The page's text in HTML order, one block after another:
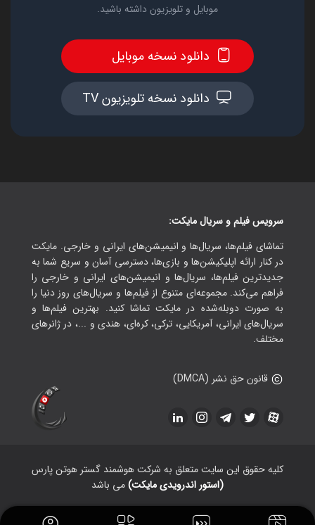
موبایل و تلویزیون داشته باشید.
دانلود نسخه موبایل
دانلود نسخه تلویزیون TV
سرویس فیلم و سریال مایکت:
تماشای فیلم‌ها، سریال‌ها و انیمیشن‌های ایرانی و خارجی. مایکت
در کنار ارائه اپلیکیشن‌ها و بازی‌ها، دسترسی آسان و سریع شما به
جدیدترین فیلم‌ها، سریال‌ها و انیمیشن‌های ایرانی و خارجی را
فراهم می‌کند. مجموعه‌ای متنوع از فیلم‌ها و سریال‌های روز دنیا را
به صورت دوبله‌شده در مایکت تماشا کنید. بهترین فیلم‌ها و
سریال‌های ایرانی، آمریکایی، ترکی، کره‌ای، هندی و ...، در ژانرهای
مختلف.
قانون حق نشر (DMCA)
کلیه حقوق این سایت متعلق به شرکت هوشمند گستر هوتن پارس
(استور اندرویدی مایکت)می باشد